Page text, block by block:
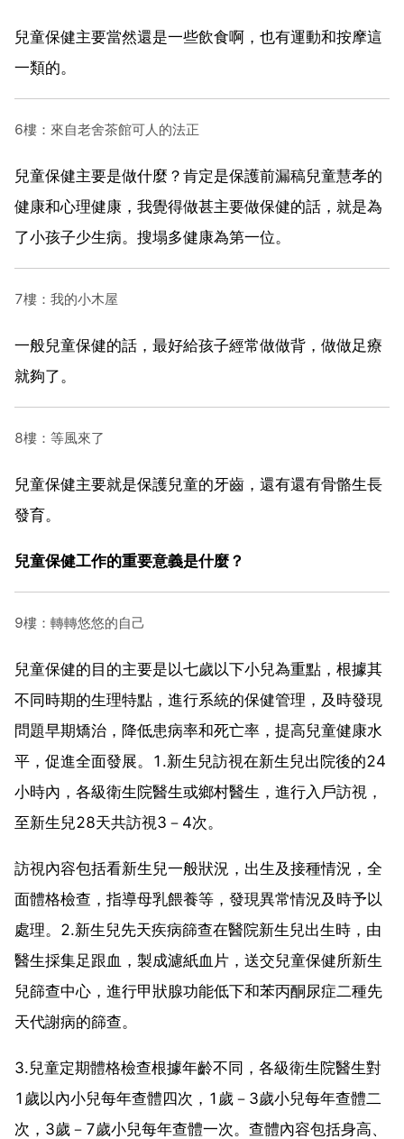
兒童保健主要當然還是一些飲食啊，也有運動和按摩這
一類的。
6樓：來自老舍茶館可人的法正
兒童保健主要是做什麼？肯定是保護前漏稿兒童慧孝的
健康和心理健康，我覺得做甚主要做保健的話，就是為
了小孩子少生病。搜塌多健康為第一位。
7樓：我的小木屋
一般兒童保健的話，最好給孩子經常做做背，做做足療
就夠了。
8樓：等風來了
兒童保健主要就是保護兒童的牙齒，還有還有骨骼生長
發育。
兒童保健工作的重要意義是什麼？
9樓：轉轉悠悠的自己
兒童保健的目的主要是以七歲以下小兒為重點，根據其
不同時期的生理特點，進行系統的保健管理，及時發現
問題早期矯治，降低患病率和死亡率，提高兒童健康水
平，促進全面發展。1.新生兒訪視在新生兒出院後的24
小時內，各級衛生院醫生或鄉村醫生，進行入戶訪視，
至新生兒28天共訪視3－4次。
訪視內容包括看新生兒一般狀況，出生及接種情況，全
面體格檢查，指導母乳餵養等，發現異常情況及時予以
處理。2.新生兒先天疾病篩查在醫院新生兒出生時，由
醫生採集足跟血，製成濾紙血片，送交兒童保健所新生
兒篩查中心，進行甲狀腺功能低下和苯丙酮尿症二種先
天代謝病的篩查。
3.兒童定期體格檢查根據年齡不同，各級衛生院醫生對
1歲以內小兒每年查體四次，1歲－3歲小兒每年查體二
次，3歲－7歲小兒每年查體一次。查體內容包括身高、